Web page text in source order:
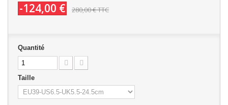
-124,00 € 280,00 €TTC
Quantité
Taille